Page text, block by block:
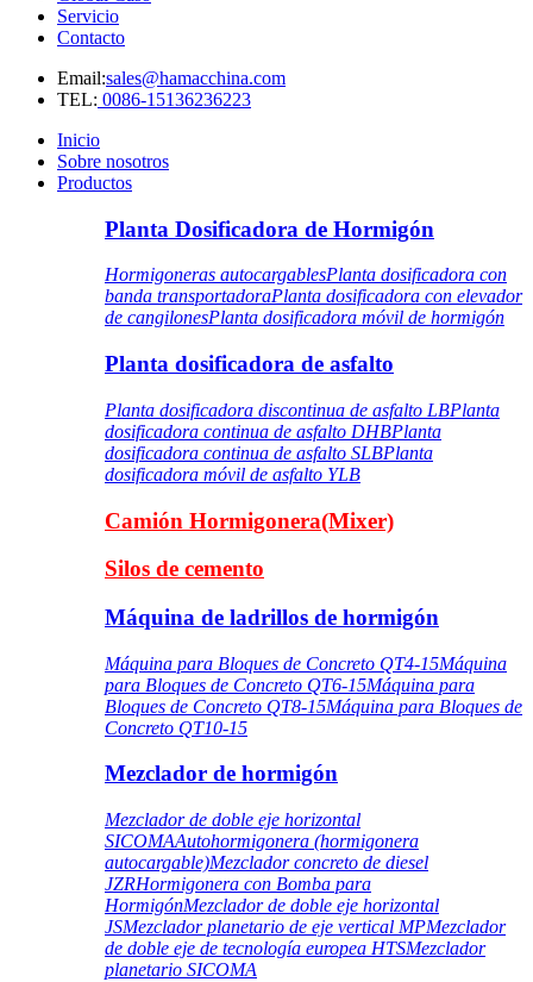
Servicio
Contacto
Email:sales@hamacchina.com
TEL: 0086-15136236223
Inicio
Sobre nosotros
Productos
Planta Dosificadora de Hormigón
Hormigoneras autocargablesPlanta dosificadora con
banda transportadoraPlanta dosificadora con elevador
de cangilonesPlanta dosificadora móvil de hormigón
Planta dosificadora de asfalto
Planta dosificadora discontinua de asfalto LBPlanta
dosificadora continua de asfalto DHBPlanta
dosificadora continua de asfalto SLBPlanta
dosificadora móvil de asfalto YLB
Camión Hormigonera(Mixer)
Silos de cemento
Máquina de ladrillos de hormigón
Máquina para Bloques de Concreto QT4-15Máquina
para Bloques de Concreto QT6-15Máquina para
Bloques de Concreto QT8-15Máquina para Bloques de
Concreto QT10-15
Mezclador de hormigón
Mezclador de doble eje horizontal
SICOMAAutohormigonera (hormigonera
autocargable)Mezclador concreto de diesel
JZRHormigonera con Bomba para
HormigónMezclador de doble eje horizontal
JSMezclador planetario de eje vertical MPMezclador
de doble eje de tecnología europea HTSMezclador
planetario SICOMA